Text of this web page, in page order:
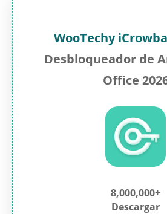
WooTechy
Desbloqueador de
Office
8,000,000+
Descargar